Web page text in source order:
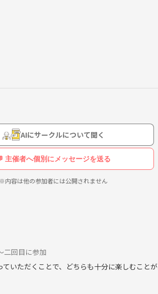
AIにサークルについて聞く
主催者へ個別にメッセージを送る
※内容は他の参加者には公開されません
二回目に参加
いただくことで、どちらも十分に楽しむこと